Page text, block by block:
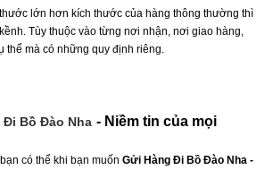
lớn hơn kích thước của hàng thông thường thì
Tùy thuộc vào từng nơi nhận, nơi giao hàng,
thể mà có những quy định riêng.
Đi Bồ Đào Nha - Niềm tin của mọi
có thể khi bạn muốn Gửi Hàng Đi Bồ Đào Nha -